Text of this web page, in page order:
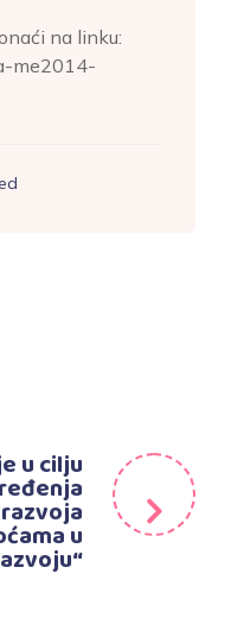
na linku:
me2014-
u cilju
u